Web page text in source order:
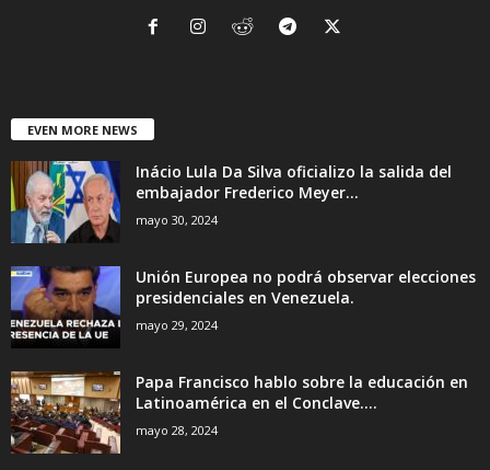
EVEN MORE NEWS
Inácio Lula Da Silva oficializo la salida del
embajador Frederico Meyer...
mayo 30, 2024
Unión Europea no podrá observar elecciones
presidenciales en Venezuela.
mayo 29, 2024
Papa Francisco hablo sobre la educación en
Latinoamérica en el Conclave....
mayo 28, 2024